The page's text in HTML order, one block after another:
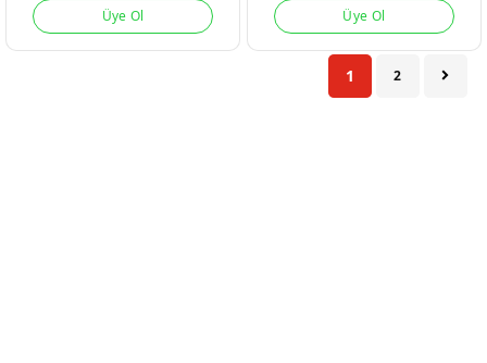
BEJ COBALT MAVI
Üye Ol
Üye Ol
1 2